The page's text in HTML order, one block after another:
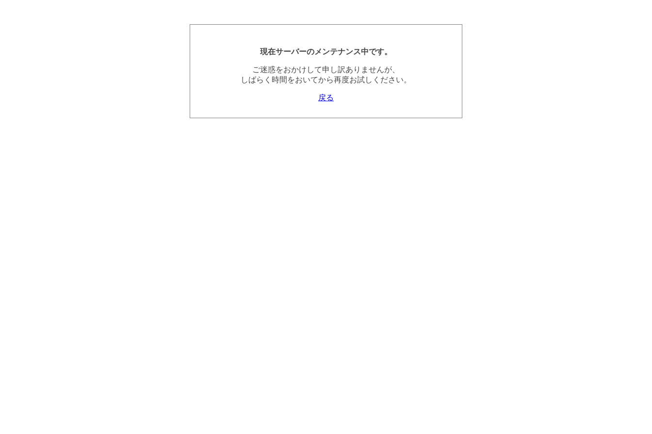
現在サーバーのメンテナンス中です。
ご迷惑をおかけして申し訳ありませんが、
しばらく時間をおいてから再度お試しください。
戻る